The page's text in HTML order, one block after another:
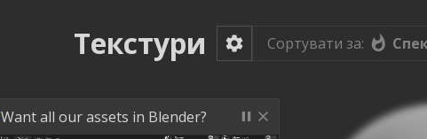
Текстури Сортувати за:
Want all our assets in Blender?